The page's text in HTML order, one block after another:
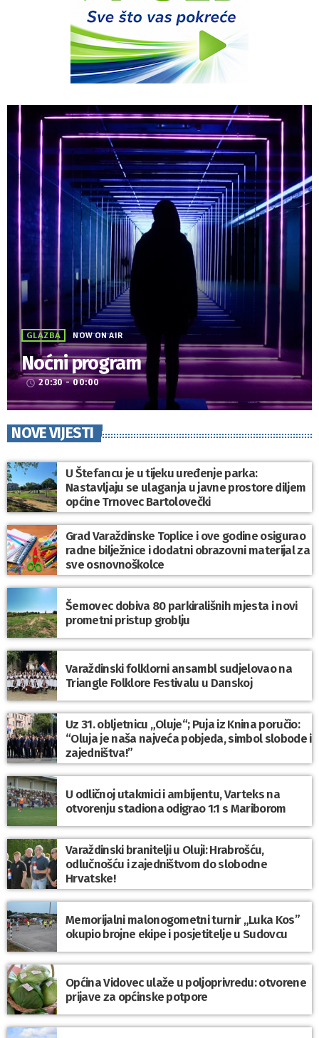
GLAZBA NOW ON AIR
Noćni program
access_time 20:30 - 00:00
NOVE VIJESTI
U Štefancu je u tijeku uređenje parka:
Nastavljaju se ulaganja u javne prostore diljem
općine Trnovec Bartolovečki
Grad Varaždinske Toplice i ove godine osigurao
radne bilježnice i dodatni obrazovni materijal za
sve osnovnoškolce
Šemovec dobiva 80 parkirališnih mjesta i novi
prometni pristup groblju
Varaždinski folklorni ansambl sudjelovao na
Triangle Folklore Festivalu u Danskoj
Uz 31. obljetnicu „Oluje“; Puja iz Knina poručio:
“Oluja je naša najveća pobjeda, simbol slobode i
zajedništva!”
U odličnoj utakmici i ambijentu, Varteks na
otvorenju stadiona odigrao 1:1 s Mariborom
Varaždinski branitelji u Oluji: Hrabrošću,
odlučnošću i zajedništvom do slobodne
Hrvatske!
Memorijalni malonogometni turnir „Luka Kos”
okupio brojne ekipe i posjetitelje u Sudovcu
Općina Vidovec ulaže u poljoprivredu: otvorene
prijave za općinske potpore